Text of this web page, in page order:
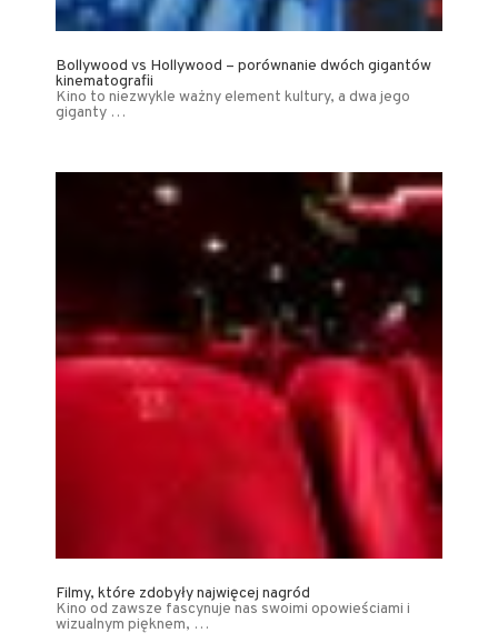
Bollywood vs Hollywood – porównanie dwóch gigantów
kinematografii
Kino to niezwykle ważny element kultury, a dwa jego
giganty …
Filmy, które zdobyły najwięcej nagród
Kino od zawsze fascynuje nas swoimi opowieściami i
wizualnym pięknem, …